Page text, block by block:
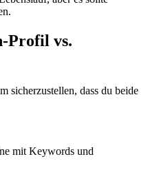
Profil vs.
sicherzustellen, dass du beide
mit Keywords und